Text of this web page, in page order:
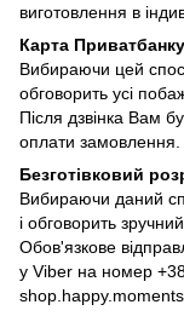
виготовлення в
Карта
Вибираючи цей
обговорить усі
Після дзвінка Вам
оплати замовлення.
Безготівковий
Вибираючи даний
і обговорить
Обов'язкове
у Viber на номер